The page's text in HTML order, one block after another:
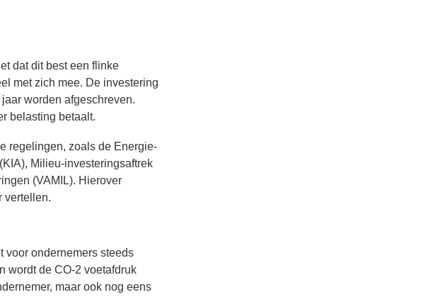
dat dit best een flinke
met zich mee. De investering
worden afgeschreven.
belasting betaalt.
regelingen, zoals de Energie-
Milieu-investeringsaftrek
(VAMIL). Hierover
vertellen.
voor ondernemers steeds
wordt de CO-2 voetafdruk
maar ook nog eens